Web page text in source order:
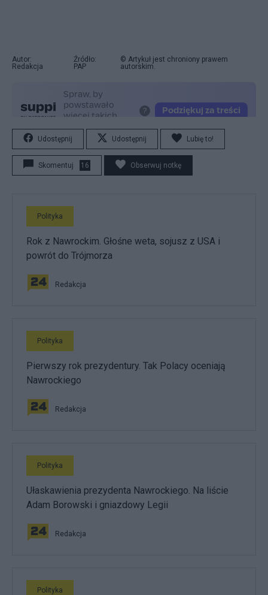
Autor:
Redakcja
Źródło:
PAP
© Artykuł jest chroniony prawem
autorskim.
Udostępnij Udostępnij Lubię to!
Skomentuj 16 Obserwuj notkę
Polityka
Rok z Nawrockim. Głośne weta, sojusz z USA i
powrót do Trójmorza
Redakcja
Polityka
Pierwszy rok prezydentury. Tak Polacy oceniają
Nawrockiego
Redakcja
Polityka
Ułaskawienia prezydenta Nawrockiego. Na liście
Adam Borowski i gniazdowy Legii
Redakcja
Polityka